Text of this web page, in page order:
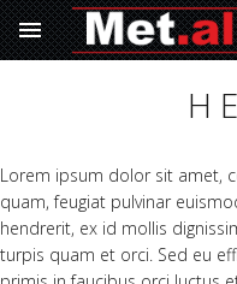

Met.Al
Κατασκευές Αλουμινίου,
Η
Lorem ipsum dolor sit amet,
quam, feugiat pulvinar
hendrerit, ex id mollis
turpis quam et orci. Sed eu